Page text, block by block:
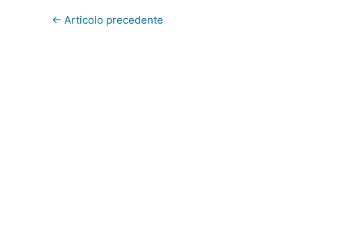
← Articolo precedente